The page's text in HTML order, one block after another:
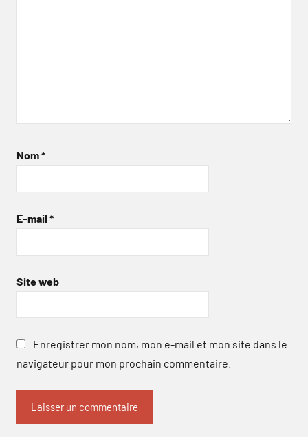
Nom*
E-mail *
Site web
Enregistrer mon nom, mon e-mail et mon site dans le
navigateur pour mon prochain commentaire.